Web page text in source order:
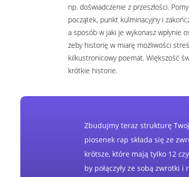
np. doświadczenie z przeszłości.
początek, punkt kulminacyjny i
a sposób w jaki je wykonasz wpłynie
żeby historię w miarę możliwości
kilkustronicowy poemat. Większość
krótkie historie.
Zbudujmy teraz strukturę
piosenek rap składa się ze
krótsze, które mają tylko 12
by połączyły ze sobą zwrotki